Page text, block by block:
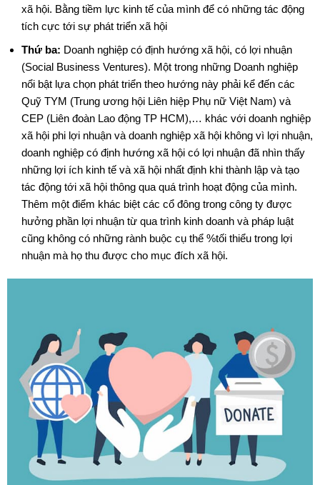
xã hội. Bằng tiềm lực kinh tế của mình để có những tác động
tích cực tới sự phát triển xã hội
Thứ ba: Doanh nghiệp có định hướng xã hội, có lợi nhuận
(Social Business Ventures). Một trong những Doanh nghiệp
nổi bật lựa chọn phát triển theo hướng này phải kể đến các
Quỹ TYM (Trung ương hội Liên hiệp Phụ nữ Việt Nam) và
CEP (Liên đoàn Lao động TP HCM),… khác với doanh nghiệp
xã hội phi lợi nhuận và doanh nghiệp xã hội không vì lợi nhuận,
doanh nghiệp có định hướng xã hội có lợi nhuận đã nhìn thấy
những lợi ích kinh tế và xã hội nhất định khi thành lập và tạo
tác động tới xã hội thông qua quá trình hoạt động của mình.
Thêm một điểm khác biệt các cổ đông trong công ty được
hưởng phần lợi nhuận từ qua trình kinh doanh và pháp luật
cũng không có những rành buộc cụ thể %tối thiểu trong lợi
nhuận mà họ thu được cho mục đích xã hội.